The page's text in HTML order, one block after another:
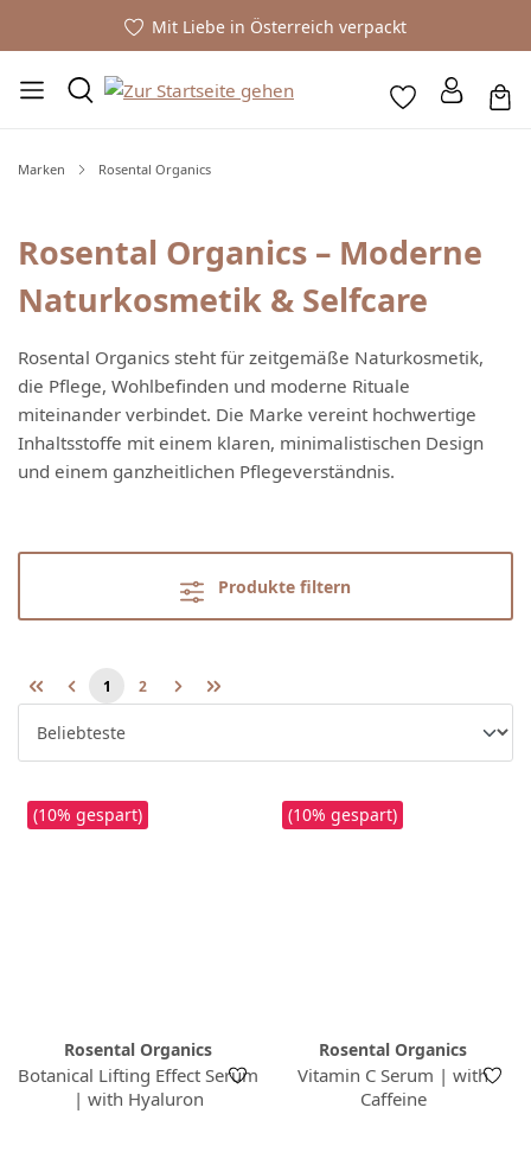
Mit Liebe in Österreich verpackt
Marken Rosental Organics
Rosental Organics – Moderne
Naturkosmetik & Selfcare
Rosental Organics steht für zeitgemäße Naturkosmetik,
die Pflege, Wohlbefinden und moderne Rituale
miteinander verbindet. Die Marke vereint hochwertige
Inhaltsstoffe mit einem klaren, minimalistischen Design
und einem ganzheitlichen Pflegeverständnis.
Produkte filtern
Seite
1
Seite
2
(10% gespart)
Rosental Organics
Botanical Lifting Effect Serum
| with Hyaluron
(10% gespart)
Rosental Organics
Vitamin C Serum | with
Caffeine